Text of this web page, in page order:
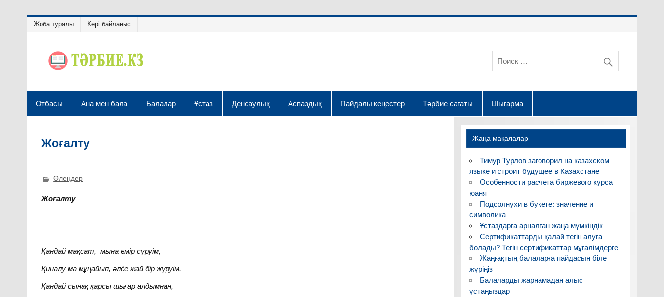
Жоба туралы Кері байланыс
Отбасы Ана мен бала Балалар Ұстаз Денсаулық Аспаздық Пайдалы кеңестер Тәрбие сағаты Шығарма
Жоғалту
Өлеңдер
Жоғалту
Қандай мақсат, мына өмір сүруім,
Қиналу ма мұңайып, әлде жай бір жүруім.
Қандай сынақ қарсы шығар алдымнан,
Жаңа мақалалар
Тимур Турлов заговорил на казахском
языке и строит будущее в Казахстане
Особенности расчета биржевого курса
юаня
Подсолнухи в букете: значение и
символика
Ұстаздарға арналған жаңа мүмкіндік
Сертификаттарды қалай тегін алуға
болады? Тегін сертификаттар мұғалімдерге
Жаңғақтың балаларға пайдасын біле
жүріңіз
Балаларды жарнамадан алыс
ұстаңыздар